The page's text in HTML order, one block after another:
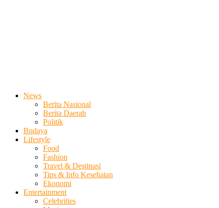
News
Berita Nasional
Berita Daerah
Politik
Budaya
Lifestyle
Food
Fashion
Travel & Destinasi
Tips & Info Kesehatan
Ekonomi
Entertainment
Celebrities